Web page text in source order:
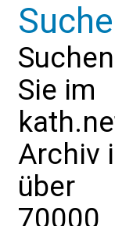
Suche
Suchen
Sie im
Archiv
über
70000